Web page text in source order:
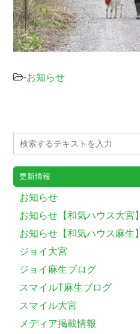
-お知らせ
更新情報
お知らせ
お知らせ【和気ハウス大宮】
お知らせ【和気ハウス麻生】
ジョイ大宮
ジョイ麻生ブログ
スマイルT麻生ブログ
スマイル大宮
メディア掲載情報